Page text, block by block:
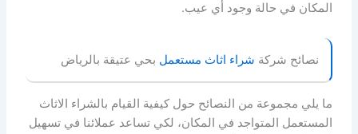
المكان في حالة وجود أي عيب.
نصائح شركة شراء اثاث مستعمل بحي عتيقة بالرياض
ما يلي مجموعة من النصائح حول كيفية القيام بالشراء الاثاث
المستعمل المتواجد في المكان، لكي تساعد عملائنا في تسهيل